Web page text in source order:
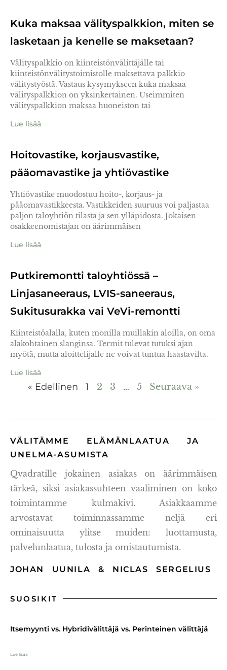
Kuka maksaa välityspalkkion, miten se
lasketaan ja kenelle se maksetaan?
Välityspalkkio on kiinteistönvälittäjälle tai
kiinteistönvälitystoimistolle maksettava palkkio
välitystyöstä. Vastaus kysymykseen kuka maksaa
välityspalkkion on yksinkertainen. Useimmiten
välityspalkkion maksaa huoneiston tai
Lue lisää
Hoitovastike, korjausvastike,
pääomavastike ja yhtiövastike
Yhtiövastike muodostuu hoito-, korjaus- ja
pääomavastikkeesta. Vastikkeiden suuruus voi paljastaa
paljon taloyhtiön tilasta ja sen ylläpidosta. Jokaisen
osakkeenomistajan on äärimmäisen
Lue lisää
Putkiremontti taloyhtiössä –
Linjasaneeraus, LVIS-saneeraus,
Sukitusurakka vai VeVi-remontti
Kiinteistöalalla, kuten monilla muillakin aloilla, on oma
alakohtainen slanginsa. Termit tulevat tutuksi ajan
myötä, mutta aloittelijalle ne voivat tuntua haastavilta.
Lue lisää
« Edellinen 1 2 3 … 5 Seuraava »
VÄLITÄMME ELÄMÄNLAATUA JA
UNELMA-ASUMISTA
Qvadratille jokainen asiakas on äärimmäisen
tärkeä, siksi asiakassuhteen vaaliminen on koko
toimintamme kulmakivi. Asiakkaamme
arvostavat toiminnassamme neljä eri
ominaisuutta ylitse muiden: luottamusta,
palvelunlaatua, tulosta ja omistautumista.
JOHAN UUNILA & NICLAS SERGELIUS
SUOSIKIT
Itsemyynti vs. Hybridivälittäjä vs. Perinteinen välittäjä
Lue lisää